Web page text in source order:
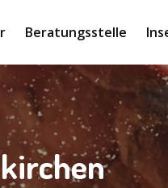
Beratungsstelle